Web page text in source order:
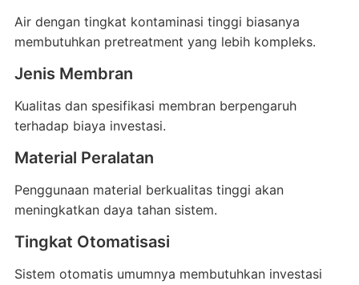
Air dengan tingkat kontaminasi tinggi biasanya
membutuhkan pretreatment yang lebih kompleks.
Jenis Membran
Kualitas dan spesifikasi membran berpengaruh
terhadap biaya investasi.
Material Peralatan
Penggunaan material berkualitas tinggi akan
meningkatkan daya tahan sistem.
Tingkat Otomatisasi
Sistem otomatis umumnya membutuhkan investasi